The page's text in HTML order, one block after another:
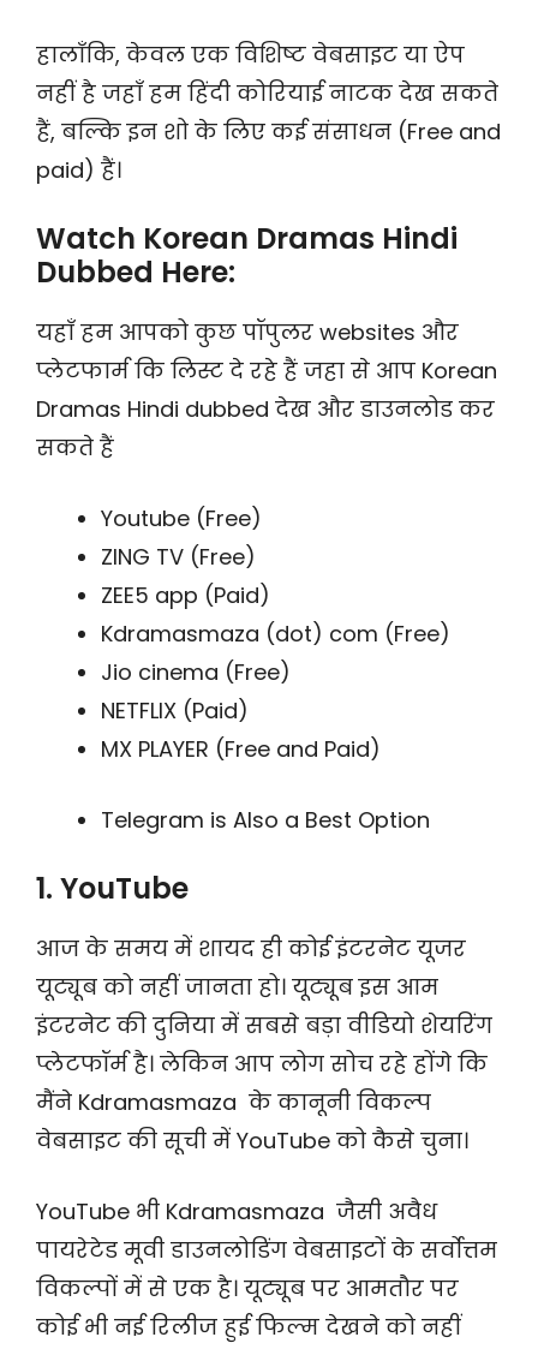
हालाँकि, केवल एक विशिष्ट वेबसाइट या ऐप
नहीं है जहाँ हम हिंदी कोरियाई नाटक देख सकते
हैं, बल्कि इन शो के लिए कई संसाधन (Free and
paid) हैं।
Watch Korean Dramas Hindi
Dubbed Here:
यहाँ हम आपको कुछ पॉपुलर websites और
प्लेटफार्म कि लिस्ट दे रहे हैं जहा से आप Korean
Dramas Hindi dubbed देख और डाउनलोड कर
सकते हैं
Youtube (Free)
ZING TV (Free)
ZEE5 app (Paid)
Kdramasmaza (dot) com (Free)
Jio cinema (Free)
NETFLIX (Paid)
MX PLAYER (Free and Paid)
Telegram is Also a Best Option
1. YouTube
आज के समय में शायद ही कोई इंटरनेट यूजर
यूट्यूब को नहीं जानता हो। यूट्यूब इस आम
इंटरनेट की दुनिया में सबसे बड़ा वीडियो शेयरिंग
प्लेटफॉर्म है। लेकिन आप लोग सोच रहे होंगे कि
मैंने Kdramasmaza के कानूनी विकल्प
वेबसाइट की सूची में YouTube को कैसे चुना।
YouTube भी Kdramasmaza जैसी अवैध
पायरेटेड मूवी डाउनलोडिंग वेबसाइटों के सर्वोत्तम
विकल्पों में से एक है। यूट्यूब पर आमतौर पर
कोई भी नई रिलीज हुई फिल्म देखने को नहीं